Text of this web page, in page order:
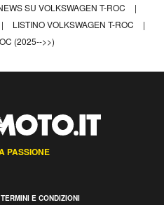
SU VOLKSWAGEN T-ROC
|
| LISTINO VOLKSWAGEN T-ROC
|
(2025-->>)
PASSIONE
TERMINI E CONDIZIONI